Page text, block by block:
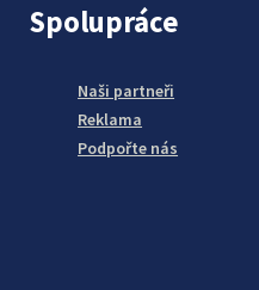
Spolupráce
Naši partneři
Reklama
Podpořte nás